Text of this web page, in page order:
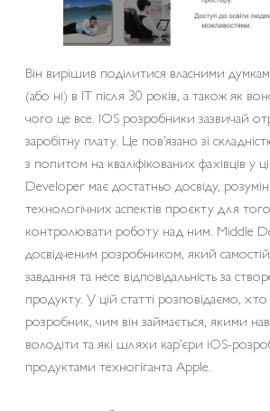
Він вирішив поділитися власними
(або ні) в IT після 30 років, а також як
чого це все. IOS розробники зазвичай
заробітну плату. Це пов’язано зі
з попитом на кваліфікованих фахівців у
Developer має достатньо досвіду,
технологічних аспектів проєкту для
контролювати роботу над ним. Middle
досвідченим розробником, який
завдання та несе відповідальність за
продукту. У цій статті розповідаємо,
розробник, чим він займається, якими
володіти та які шляхи кар’єри iOS-
продуктами техногіганта Apple.